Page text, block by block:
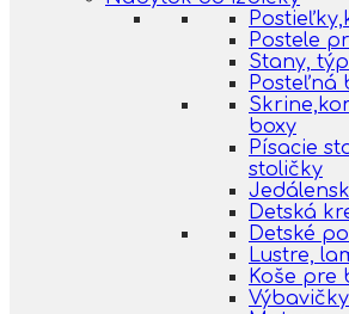
Postele
Stany,
Posteľná
boxy
Písacie
stoličky
Detská
Detské
Lustre,
Koše pre